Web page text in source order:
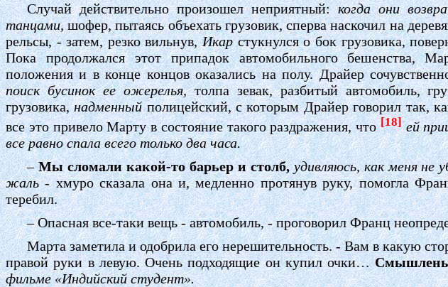
Случай действительно произошел неприятный:когда они
танцами,шофер, пытаясь объехать грузовик, сперва наскочил на
рельсы, - затем, резко вильнув,Икарстукнулся о бок грузовика,
Пока продолжался этот припадок автомобильного бешенства,
положения и в конце концов оказались на полу. Драйер
поиск бусинок ее ожерелья,толпа зевак, разбитый автомобиль,
грузовика,надменныйполицейский, с которым Драйер говорил так,
все это привело Марту в состояние такого раздражения, что [18]ей
все равно спала всего только два часа.
–Мы сломали какой-то барьер и столб,удивляюсь, как меня не
жаль- хмуро сказала она и, медленно протянув руку, помогла
теребил.
– Опасная все-таки вещь - автомобиль, - проговорил Франц
Марта заметила и одобрила его нерешительность. - Вам в какую
правой руки в левую. Очень подходящие он купил очки…
фильме «Индийский студент».